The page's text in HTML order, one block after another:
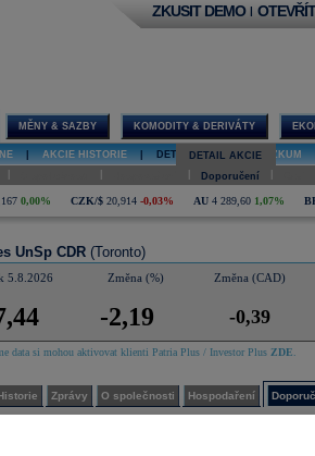
ZKUSIT DEMO |
MĚNY & SAZBY KOMODITY & DERIVÁTY
AKCIE HISTORIE DETAIL AKCIE | VÝZKUM
DETAIL AKCIE
Doporučení
0,00% CZK/$ 20,914 -0,03% AU 4 289,60 1,07%
UnSp CDR (Toronto)
5.8.2026 Změna (%) Změna (CAD)
-2,19 -0,39
data si mohou aktivovat klienti Patria Plus / Investor Plus ZDE
Zprávy O společnosti Hospodaření
je součástí placeného informačního zdroje Patria Plus nebo